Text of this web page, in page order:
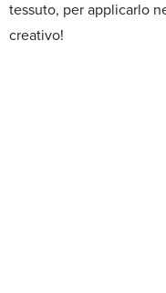
tessuto, per applicarlo
creativo!